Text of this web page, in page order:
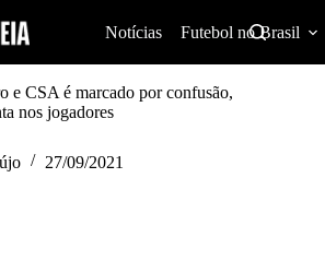
Notícias Futebol no Brasil
e CSA é marcado por confusão,
nos jogadores
27/09/2021